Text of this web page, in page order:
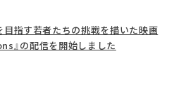
指す若者たちの挑戦を描いた映画
』の配信を開始しました